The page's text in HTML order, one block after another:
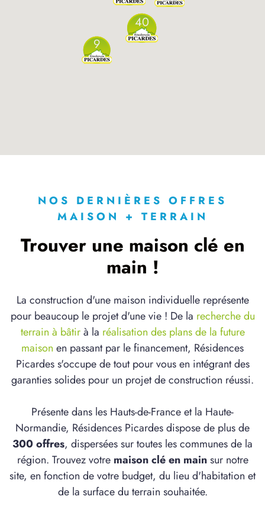
40
9
NOS DERNIÈRES OFFRES
MAISON + TERRAIN
Trouver une maison clé en
main !
La construction d'une maison individuelle représente
pour beaucoup le projet d'une vie ! De la recherche du
terrain à bâtirà la réalisation des plans de la future
maison en passant par le financement, Résidences
Picardes s'occupe de tout pour vous en intégrant des
garanties solides pour un projet de construction réussi.
Présente dans les Hauts-de-France et la Haute-
Normandie, Résidences Picardes dispose de plus de
300 offres, dispersées sur toutes les communes de la
région. Trouvez votre maison clé en mainsur notre
site, en fonction de votre budget, du lieu d'habitation et
de la surface du terrain souhaitée.